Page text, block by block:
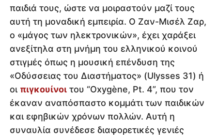
παιδιά τους, ώστε να μοιραστούν μαζί τους
αυτή τη μοναδική εμπειρία. Ο Ζαν-Μισέλ Ζαρ,
ο «μάγος των ηλεκτρονικών», έχει χαράξει
ανεξίτηλα στη μνήμη του ελληνικού κοινού
στιγμές όπως η μουσική επένδυση της
«Οδύσσειας του Διαστήματος» (Ulysses 31) ή
οι πιγκουίνοι του “Oxygène, Pt. 4”, που τον
έκαναν αναπόσπαστο κομμάτι των παιδικών
και εφηβικών χρόνων πολλών. Αυτή η
συναυλία συνέδεσε διαφορετικές γενιές